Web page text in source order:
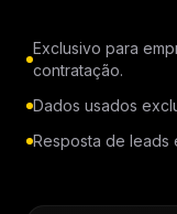
Exclusivo para
contratação.
Dados usados
Resposta de leads